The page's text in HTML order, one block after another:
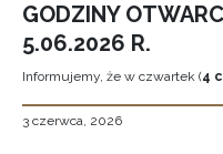
GODZINY
5.06.2026 R.
Informujemy, że w czwartek (4
3 czerwca, 2026